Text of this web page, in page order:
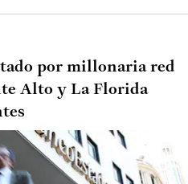
por millonaria red
Alto y La Florida